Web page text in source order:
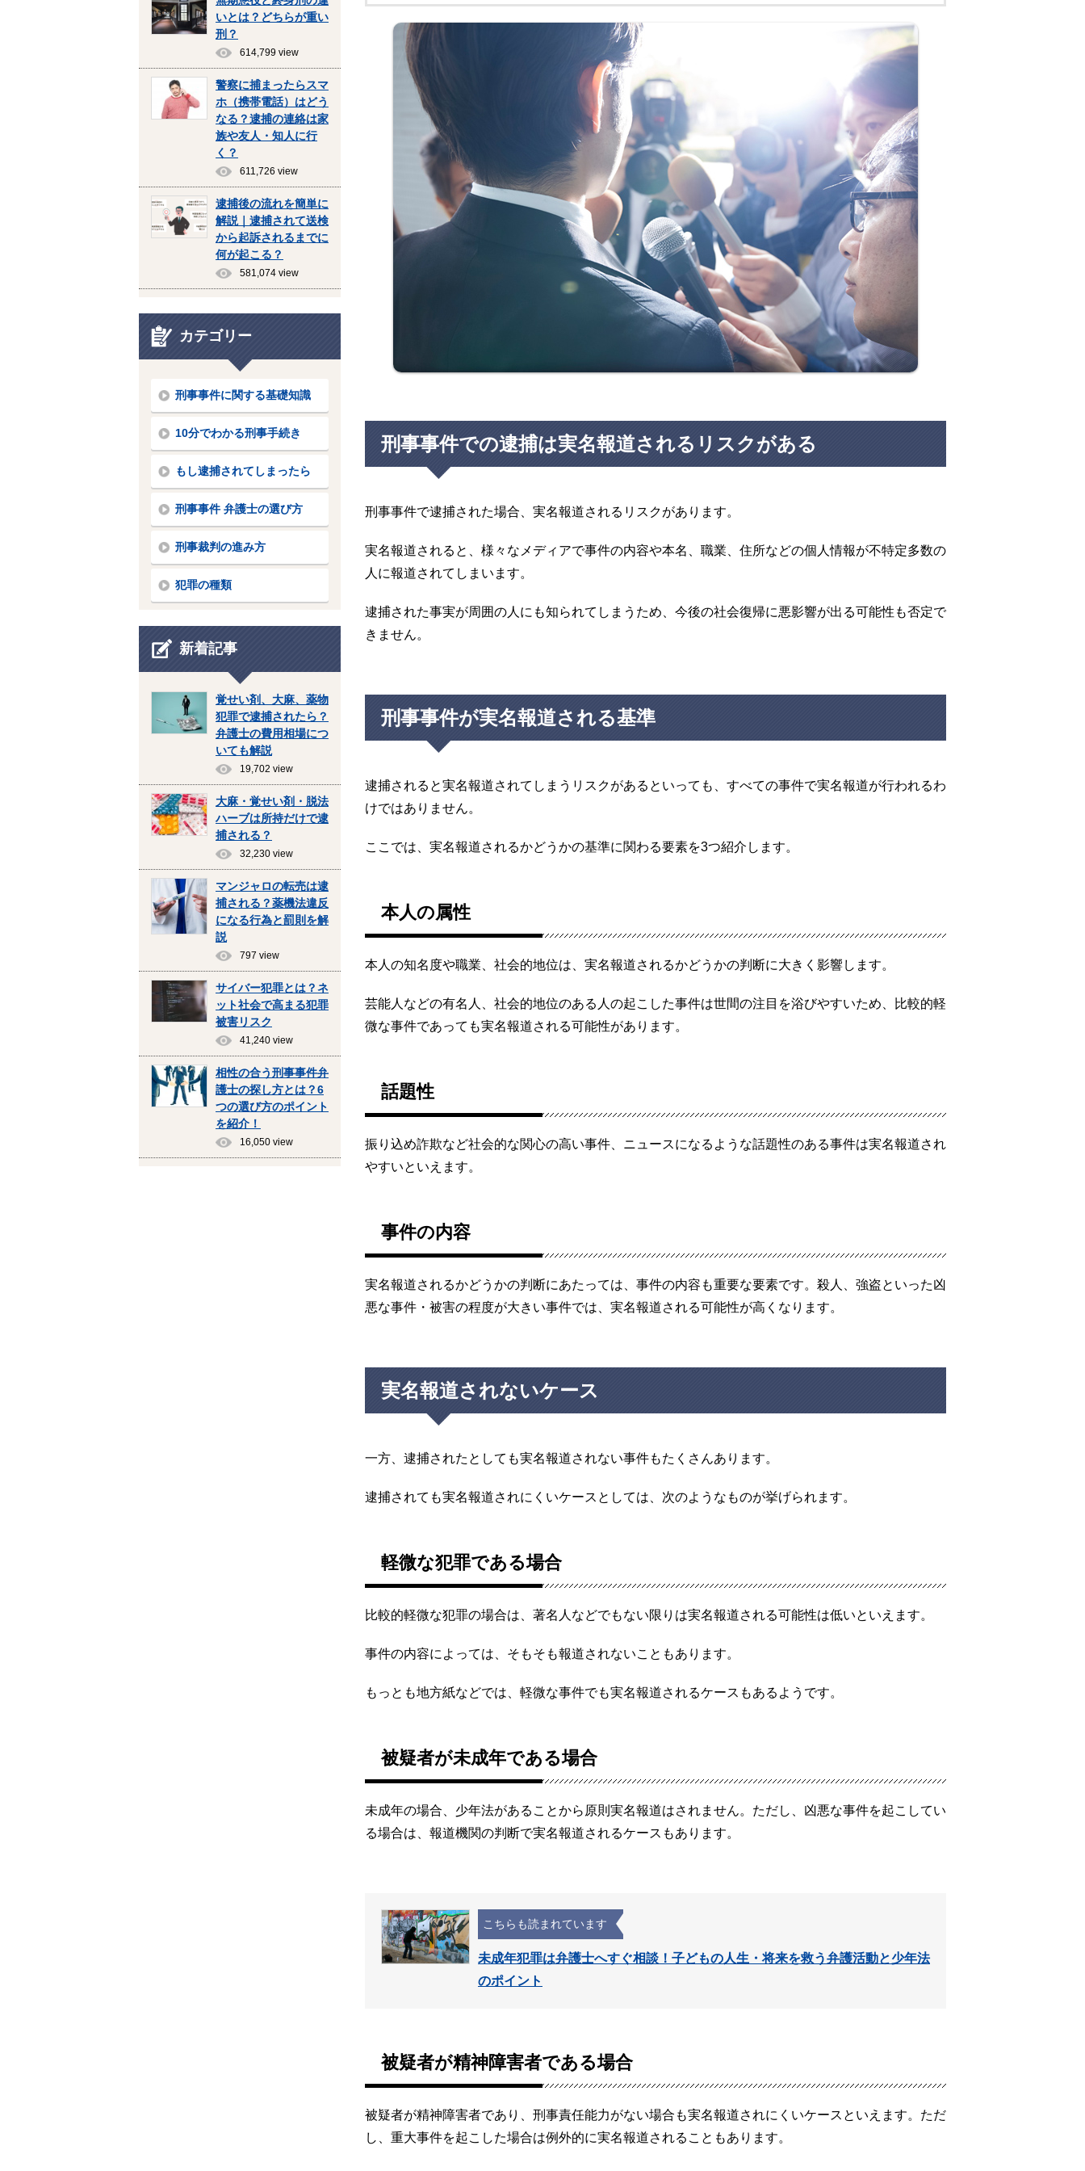
刑事事件での逮捕は実名報道されるリスクがある
刑事事件で逮捕された場合、実名報道されるリスクがあります。
実名報道されると、様々なメディアで事件の内容や本名、職業、住所などの個人情報が不特定多数の
人に報道されてしまいます。
逮捕された事実が周囲の人にも知られてしまうため、今後の社会復帰に悪影響が出る可能性も否定で
きません。
刑事事件が実名報道される基準
逮捕されると実名報道されてしまうリスクがあるといっても、すべての事件で実名報道が行われるわ
けではありません。
ここでは、実名報道されるかどうかの基準に関わる要素を3つ紹介します。
本人の属性
本人の知名度や職業、社会的地位は、実名報道されるかどうかの判断に大きく影響します。
芸能人などの有名人、社会的地位のある人の起こした事件は世間の注目を浴びやすいため、比較的軽
微な事件であっても実名報道される可能性があります。
話題性
振り込め詐欺など社会的な関心の高い事件、ニュースになるような話題性のある事件は実名報道され
やすいといえます。
事件の内容
実名報道されるかどうかの判断にあたっては、事件の内容も重要な要素です。殺人、強盗といった凶
悪な事件・被害の程度が大きい事件では、実名報道される可能性が高くなります。
実名報道されないケース
一方、逮捕されたとしても実名報道されない事件もたくさんあります。
逮捕されても実名報道されにくいケースとしては、次のようなものが挙げられます。
軽微な犯罪である場合
比較的軽微な犯罪の場合は、著名人などでもない限りは実名報道される可能性は低いといえます。
事件の内容によっては、そもそも報道されないこともあります。
もっとも地方紙などでは、軽微な事件でも実名報道されるケースもあるようです。
被疑者が未成年である場合
未成年の場合、少年法があることから原則実名報道はされません。ただし、凶悪な事件を起こしてい
る場合は、報道機関の判断で実名報道されるケースもあります。
こちらも読まれています
未成年犯罪は弁護士へすぐ相談！子どもの人生・将来を救う弁護活動と少年法
のポイント
被疑者が精神障害者である場合
被疑者が精神障害者であり、刑事責任能力がない場合も実名報道されにくいケースといえます。ただ
し、重大事件を起こした場合は例外的に実名報道されることもあります。
いとは？どちらが重い
刑？
614,799 view
警察に捕まったらスマ
ホ（携帯電話）はどう
なる？逮捕の連絡は家
族や友人・知人に行
く？
611,726 view
逮捕後の流れを簡単に
解説｜逮捕されて送検
から起訴されるまでに
何が起こる？
581,074 view
カテゴリー
刑事事件に関する基礎知識
10分でわかる刑事手続き
もし逮捕されてしまったら
刑事事件 弁護士の選び方
刑事裁判の進み方
犯罪の種類
新着記事
覚せい剤、大麻、薬物
犯罪で逮捕されたら？
弁護士の費用相場につ
いても解説
19,702 view
大麻・覚せい剤・脱法
ハーブは所持だけで逮
捕される？
32,230 view
マンジャロの転売は逮
捕される？薬機法違反
になる行為と罰則を解
説
797 view
サイバー犯罪とは？ネ
ット社会で高まる犯罪
被害リスク
41,240 view
相性の合う刑事事件弁
護士の探し方とは？6
つの選び方のポイント
を紹介！
16,050 view